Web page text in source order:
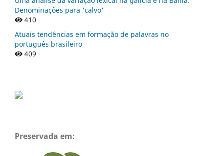
Denominações para 'calvo'
410
Atuais tendências em formação de palavras no
português brasileiro
409
Preservada em: